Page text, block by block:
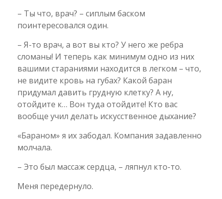
– Ты что, врач? – сиплым баском
поинтересовался один.
– Я-то врач, а вот вы кто? У него же ребра
сломаны! И теперь как минимум одно из них
вашими стараниями находится в легком – что,
не видите кровь на губах? Какой баран
придумал давить грудную клетку? А ну,
отойдите к… Вон туда отойдите! Кто вас
вообще учил делать искусственное дыхание?
«Бараном» я их забодал. Компания задавленно
молчала.
– Это был массаж сердца, – ляпнул кто-то.
Меня передернуло.